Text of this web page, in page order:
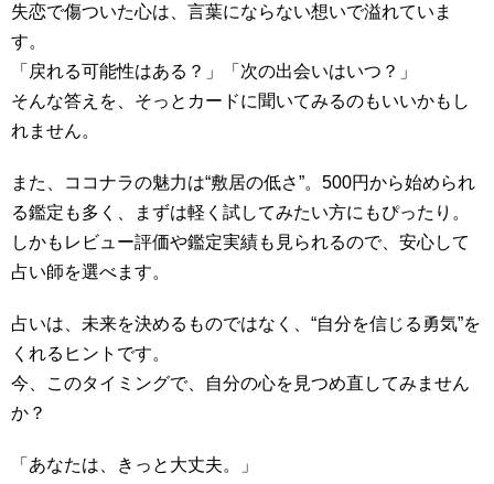
失恋で傷ついた心は、言葉にならない想いで溢れていま
す。
「戻れる可能性はある？」「次の出会いはいつ？」
そんな答えを、そっとカードに聞いてみるのもいいかもし
れません。
また、ココナラの魅力は“敷居の低さ”。500円から始められ
る鑑定も多く、まずは軽く試してみたい方にもぴったり。
しかもレビュー評価や鑑定実績も見られるので、安心して
占い師を選べます。
占いは、未来を決めるものではなく、“自分を信じる勇気”を
くれるヒントです。
今、このタイミングで、自分の心を見つめ直してみません
か？
「あなたは、きっと大丈夫。」